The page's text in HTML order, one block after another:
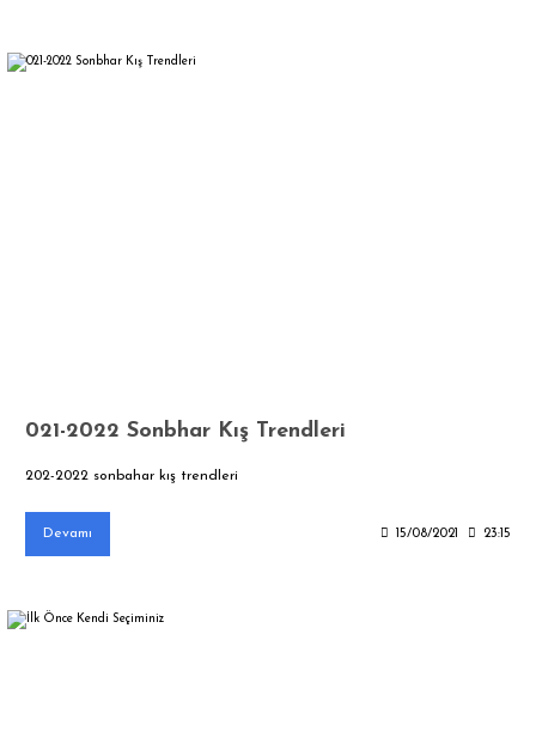
021-2022 Sonbhar Kış Trendleri
202-2022 sonbahar kış trendleri
Devamı 15/08/2021 23:15